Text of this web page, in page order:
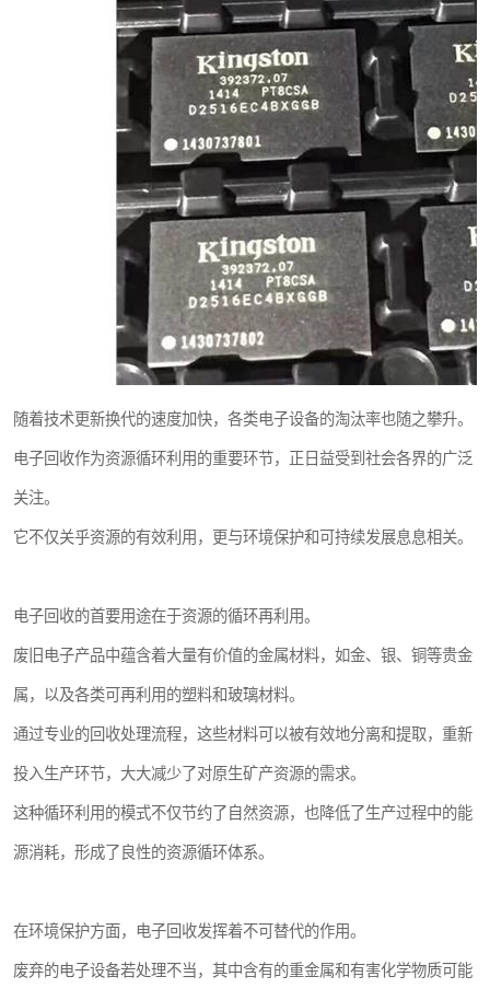
随着技术更新换代的速度加快，各类电子设备的淘汰率也随之攀升。
电子回收作为资源循环利用的重要环节，正日益受到社会各界的广泛
关注。
它不仅关乎资源的有效利用，更与环境保护和可持续发展息息相关。
电子回收的首要用途在于资源的循环再利用。
废旧电子产品中蕴含着大量有价值的金属材料，如金、银、铜等贵金
属，以及各类可再利用的塑料和玻璃材料。
通过专业的回收处理流程，这些材料可以被有效地分离和提取，重新
投入生产环节，大大减少了对原生矿产资源的需求。
这种循环利用的模式不仅节约了自然资源，也降低了生产过程中的能
源消耗，形成了良性的资源循环体系。
在环境保护方面，电子回收发挥着不可替代的作用。
废弃的电子设备若处理不当，其中含有的重金属和有害化学物质可能